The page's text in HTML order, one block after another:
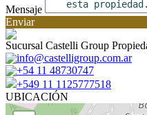
Mensaje
Enviar
Sucursal Castelli Group
info@castelligroup.com.ar
+54 11 48730747
+549 11 1125777518
UBICACIÓN